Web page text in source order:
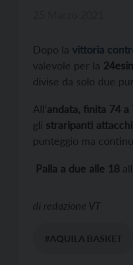
Dopo la vittoria
valevole per la
divise da solo due
All’andata, finita 74 a
gli straripanti
punteggio ma
Palla a due alle 18
di redazione VT
#AQUILA BASKET